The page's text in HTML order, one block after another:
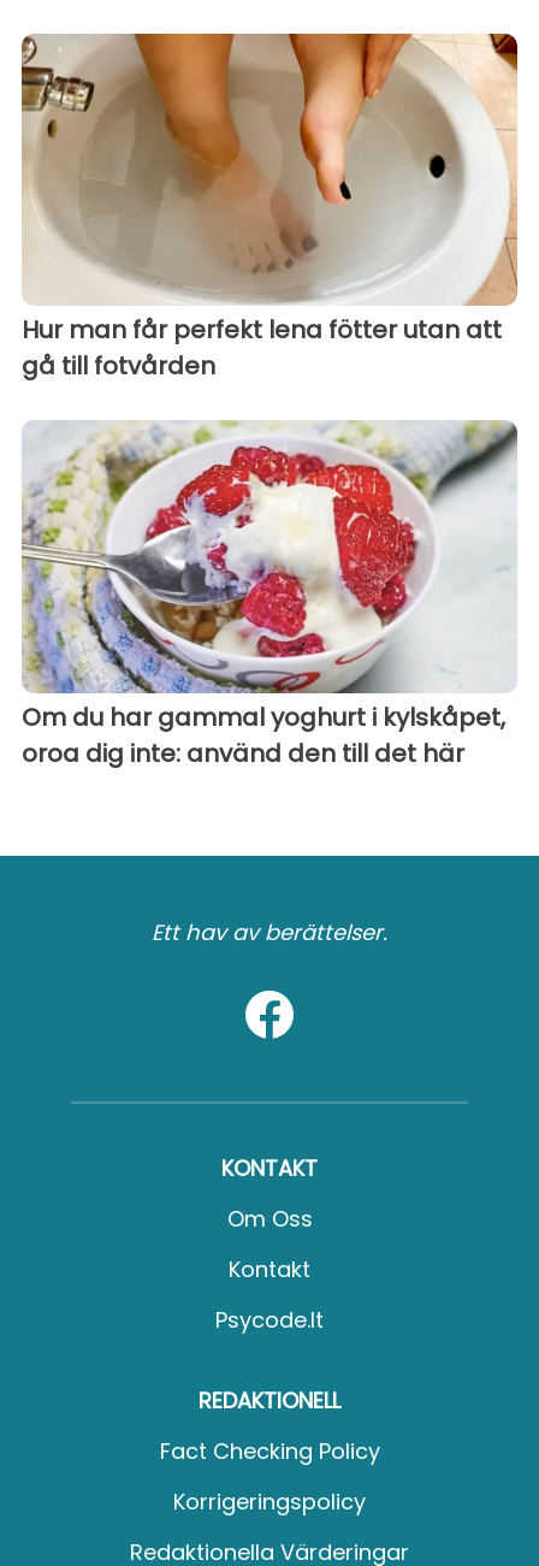
Hur man får perfekt lena fötter utan att
gå till fotvården
Om du har gammal yoghurt i kylskåpet,
oroa dig inte: använd den till det här
Ett hav av berättelser.
KONTAKT
Om Oss
Kontakt
Psycode.it
REDAKTIONELL
Fact Checking Policy
Korrigeringspolicy
Redaktionella Värderingar